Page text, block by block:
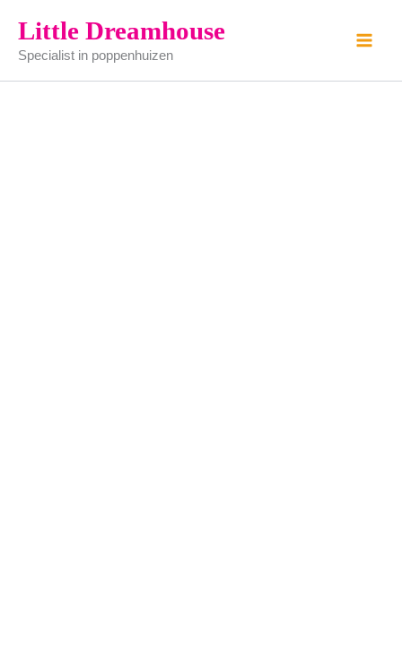
naar
inhoud
Little Dreamhouse
Specialist in poppenhuizen
(per
4
verkocht)
aantal